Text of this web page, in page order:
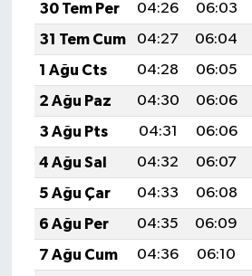
30 Tem Per
04:26 06:03
31 Tem Cum
04:27 06:04
1 Ağu Cts
04:28 06:05
2 Ağu Paz
04:30 06:06
3 Ağu Pts
04:31 06:06
4 Ağu Sal
04:32 06:07
5 Ağu Çar
04:33 06:08
6 Ağu Per
04:35 06:09
7 Ağu Cum
04:36 06:10